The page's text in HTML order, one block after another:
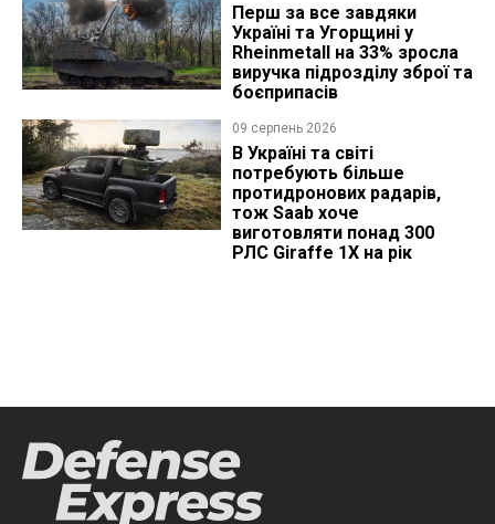
Перш за все завдяки
Україні та Угорщині у
Rheinmetall на 33% зросла
виручка підрозділу зброї та
боєприпасів
09 серпень 2026
В Україні та світі
потребують більше
протидронових радарів,
тож Saab хоче
виготовляти понад 300
РЛС Giraffe 1X на рік